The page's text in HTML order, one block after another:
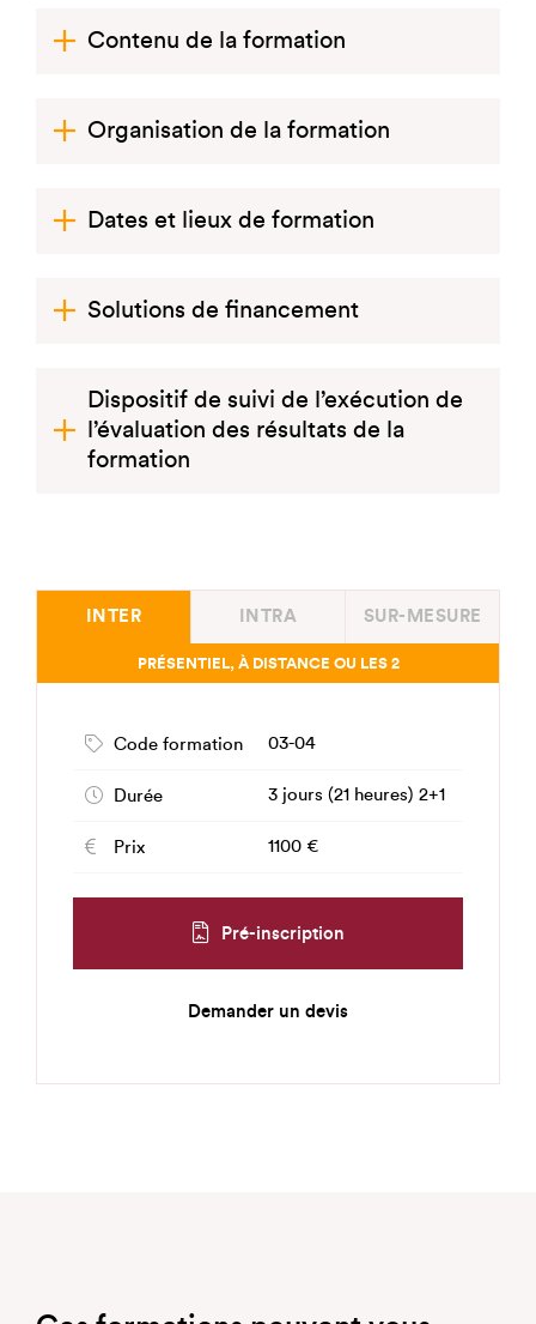
Contenu de la formation
Organisation de la formation
Dates et lieux de formation
Solutions de financement
Dispositif de suivi de l’exécution de
l’évaluation des résultats de la
formation
INTER INTRA SUR-MESURE
PRÉSENTIEL, À DISTANCE OU LES 2
Code formation 03-04
Durée 3 jours (21 heures) 2+1
Prix 1100 €
Pré-inscription
Demander un devis